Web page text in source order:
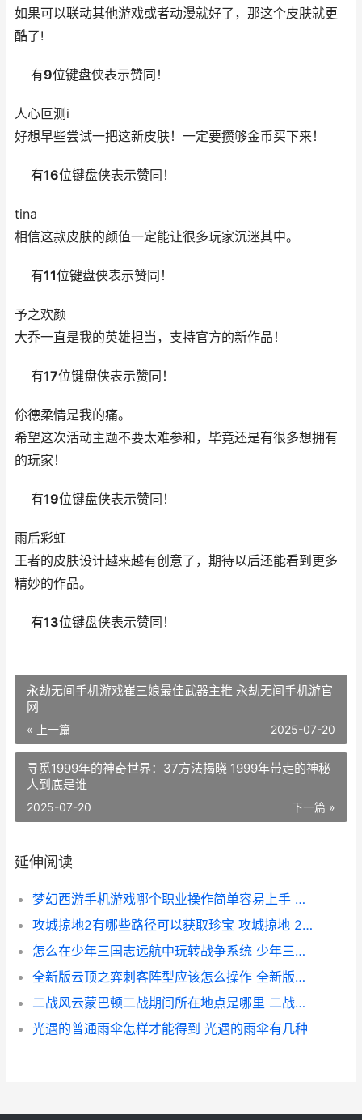
如果可以联动其他游戏或者动漫就好了，那这个皮肤就更
酷了!
有9位键盘侠表示赞同！
人心叵测i
好想早些尝试一把这新皮肤！一定要攒够金币买下来！
有16位键盘侠表示赞同！
tina
相信这款皮肤的颜值一定能让很多玩家沉迷其中。
有11位键盘侠表示赞同！
予之欢颜
大乔一直是我的英雄担当，支持官方的新作品！
有17位键盘侠表示赞同！
伱德柔情是我的痛。
希望这次活动主题不要太难参和，毕竟还是有很多想拥有
的玩家！
有19位键盘侠表示赞同！
雨后彩虹
王者的皮肤设计越来越有创意了，期待以后还能看到更多
精妙的作品。
有13位键盘侠表示赞同！
永劫无间手机游戏崔三娘最佳武器主推 永劫无间手机游官
网
« 上一篇 2025-07-20
寻觅1999年的神奇世界：37方法揭晓 1999年带走的神秘
人到底是谁
下一篇 »
2025-07-20
延伸阅读
梦幻西游手机游戏哪个职业操作简单容易上手 梦幻西游手机游苹果
攻城掠地2有哪些路径可以获取珍宝 攻城掠地 225 229
怎么在少年三国志远航中玩转战争系统 少年三国游戏
全新版云顶之弈刺客阵型应该怎么操作 全新版云顶之弈阵容推荐
二战风云蒙巴顿二战期间所在地点是哪里 二战风云人物巴顿
光遇的普通雨伞怎样才能得到 光遇的雨伞有几种